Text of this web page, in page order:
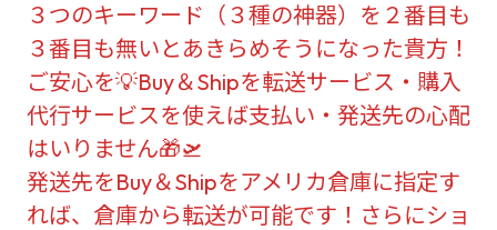
３つのキーワード（３種の神器）を２番目も
３番目も無いとあきらめそうになった貴方！
ご安心を💡Buy＆Shipを転送サービス・購入
代行サービスを使えば支払い・発送先の心配
はいりません🎁🛫
発送先をBuy＆Shipをアメリカ倉庫に指定す
れば、倉庫から転送が可能です！さらにショ